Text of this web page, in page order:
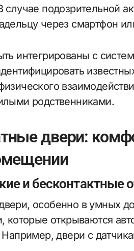
подозрительной
через смартфон
интегрированы с
родственниками.
двери:
и бесконтактные
особенно в умных
которые открываются
двери с